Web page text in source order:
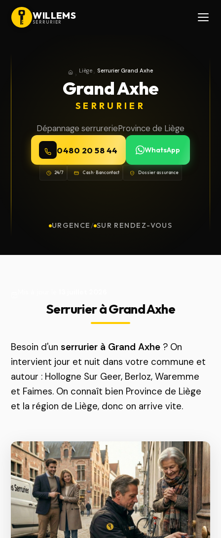
WILLEMS
SERRURIER
AccueilProvince de Liège
Liège Serrurier Grand Axhe
Grand Axhe
SERRURIER
Dépannage serrurerieProvince de Liège
0480 20 58 44 WhatsApp
24/7 Cash · Bancontact Dossier assurance
URGENCE / SUR RENDEZ-VOUS
Serrurier à Grand Axhe
Besoin d'unserrurier à Grand Axhe ? On
intervient jour et nuit dans votre commune et
autour : Hollogne Sur Geer, Berloz, Waremme
et Faimes. On connaît bien Province de Liège
et la région de Liège, donc on arrive vite.